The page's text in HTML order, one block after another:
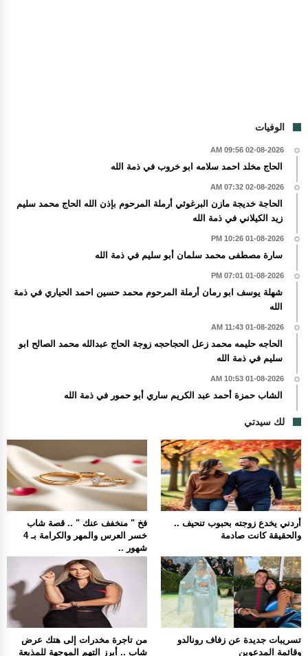
الوفيات
02-08-2026 09:56 AM
الحاج مخلد احمد سلامه ابو خروب في ذمة الله
02-08-2026 07:32 AM
الحاجة خديجة مازن البرغوثي أرملة المرحوم بإذن الله الحاج محمد سليم
زيد الكيلاني في ذمة الله
01-08-2026 10:26 PM
سارة مصطفى محمد سلمان أبو سليم في ذمة الله
01-08-2026 07:01 PM
شهلة يوسف ابو رمان أرملة المرحوم محمد حسين احمد الحياري في ذمة
الله
01-08-2026 11:43 AM
الحاجه حليمه محمد زعل الحجاحجه زوجة الحاج عبدالله محمد الصالح ابو
سليم في ذمة الله
01-08-2026 10:53 AM
الشاب حمزة أحمد عبد الكريم ساري أبو حمور في ذمة الله
لك سيدتي
فخ " منخفف عنك " .. قصة شاب
خسر العرس والمهر والكرامة بـ 4
شهور ..
أردني يخدع زوجته بحبوب تنحيف ..
والحقيقة كانت صادمة
من تاجرة مخدرات إلى هتك عرض
شاب .. أبرز التهم الموجهة للمذيعة
تسريبات جديدة عن زفاف رونالدو
وقائمة المدعوين